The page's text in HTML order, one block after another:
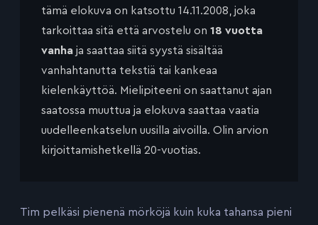
tämä elokuva on katsottu 14.11.2008, joka
tarkoittaa sitä että arvostelu on 18 vuotta
vanha ja saattaa siitä syystä sisältää
vanhahtanutta tekstiä tai kankeaa
kielenkäyttöä. Mielipiteeni on saattanut ajan
saatossa muuttua ja elokuva saattaa vaatia
uudelleenkatselun uusilla aivoilla. Olin arvion
kirjoittamishetkellä 20-vuotias.
Tim pelkäsi pienenä mörköjä kuin kuka tahansa pieni